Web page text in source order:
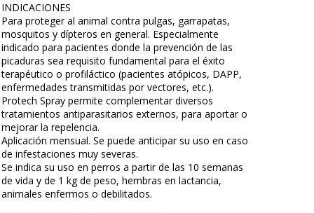
INDICACIONES
Para proteger al animal contra pulgas, garrapatas,
mosquitos y dípteros en general. Especialmente
indicado para pacientes donde la prevención de las
picaduras sea requisito fundamental para el éxito
terapéutico o profiláctico (pacientes atópicos, DAPP,
enfermedades transmitidas por vectores, etc.).
Protech Spray permite complementar diversos
tratamientos antiparasitarios externos, para aportar o
mejorar la repelencia.
Aplicación mensual. Se puede anticipar su uso en caso
de infestaciones muy severas.
Se indica su uso en perros a partir de las 10 semanas
de vida y de 1 kg de peso, hembras en lactancia,
animales enfermos o debilitados.